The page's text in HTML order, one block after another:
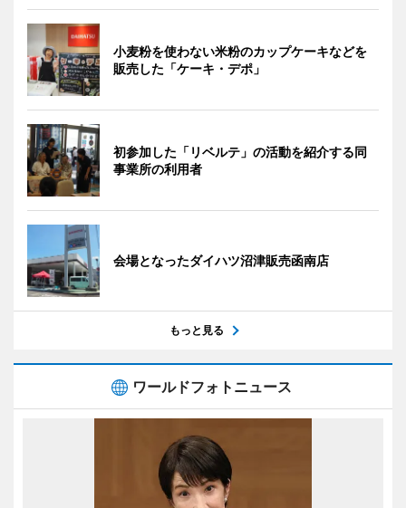
小麦粉を使わない米粉のカップケーキなどを
販売した「ケーキ・デポ」
初参加した「リベルテ」の活動を紹介する同
事業所の利用者
会場となったダイハツ沼津販売函南店
もっと見る
ワールドフォトニュース